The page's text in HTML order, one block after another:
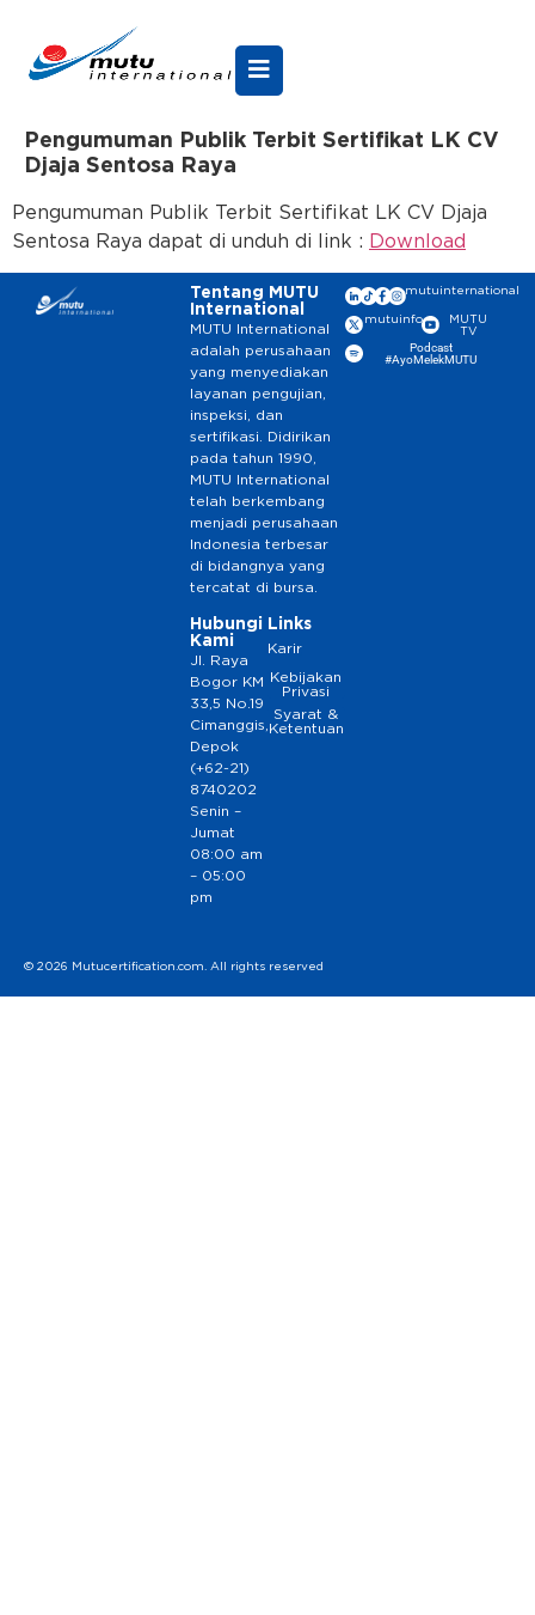
Pengumuman Publik Terbit Sertifikat LK CV
Djaja Sentosa Raya
Pengumuman Publik Terbit Sertifikat LK CV Djaja
Sentosa Raya dapat di unduh di link : Download
Tentang MUTU
International
MUTU International
adalah perusahaan
yang menyediakan
layanan pengujian,
inspeksi, dan
sertifikasi. Didirikan
pada tahun 1990,
MUTU International
telah berkembang
menjadi perusahaan
Indonesia terbesar
di bidangnya yang
tercatat di bursa.
Hubungi
Kami
Jl. Raya
Bogor KM
33,5 No.19
Cimanggis,
Depok
(+62-21)
8740202
Senin –
Jumat
08:00 am
– 05:00
pm
Links
Karir
Kebijakan
Privasi
Syarat &
Ketentuan
mutuinternational
mutuinfo
MUTU
TV
Podcast
#AyoMelekMUTU
© 2026 Mutucertification.com. All rights reserved